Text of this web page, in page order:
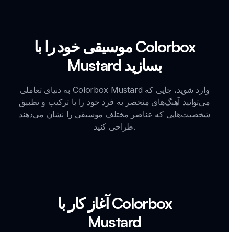
موسیقی خود را با Colorbox
Mustard بسازید
به دنیای تعاملی Colorbox Mustard وارد شوید، جایی که
می‌توانید آهنگ‌های منحصر به فرد خود را با ترکیب و تطبیق
شخصیت‌هایی که عناصر مختلف موسیقی را نشان می‌دهند
طراحی کنید.
آغاز کار با Colorbox
Mustard